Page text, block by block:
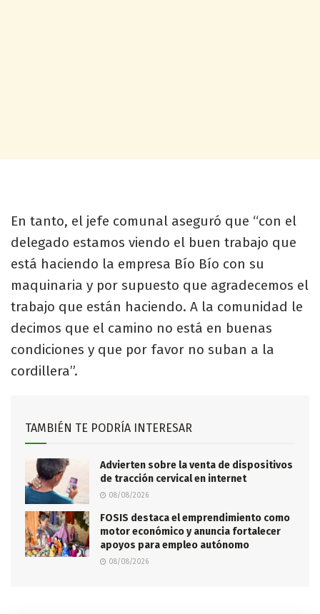
En tanto, el jefe comunal aseguró que “con el
delegado estamos viendo el buen trabajo que
está haciendo la empresa Bío Bío con su
maquinaria y por supuesto que agradecemos el
trabajo que están haciendo. A la comunidad le
decimos que el camino no está en buenas
condiciones y que por favor no suban a la
cordillera”.
TAMBIÉN TE PODRÍA INTERESAR
Advierten sobre la venta de dispositivos
de tracción cervical en internet
08/08/2026
FOSIS destaca el emprendimiento como
motor económico y anuncia fortalecer
apoyos para empleo autónomo
08/08/2026